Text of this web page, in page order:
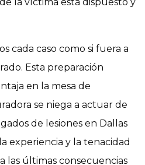
cada caso como si fuera a
Esta preparación
en la mesa de
se niega a actuar de
de lesiones en Dallas
experiencia y la tenacidad
las últimas consecuencias